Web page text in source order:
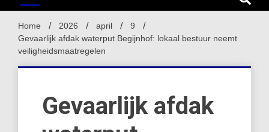
Home 2026 april
9
Gevaarlijk afdak waterput Begijnhof: lokaal bestuur neemt
veiligheidsmaatregelen
Gevaarlijk afdak